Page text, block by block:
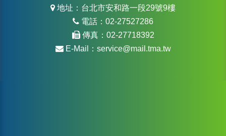
地址：台北市安和路一段29號9樓
電話：02-27527286
傳真：02-27718392
E-Mail： service@mail.tma.tw